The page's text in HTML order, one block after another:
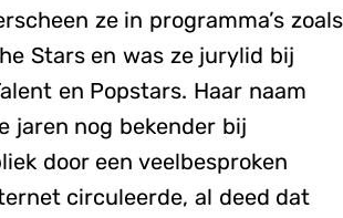
ze in programma’s zoals
Stars en was ze jurylid bij
en Popstars. Haar naam
jaren nog bekender bij
door een veelbesproken
circuleerde, al deed dat